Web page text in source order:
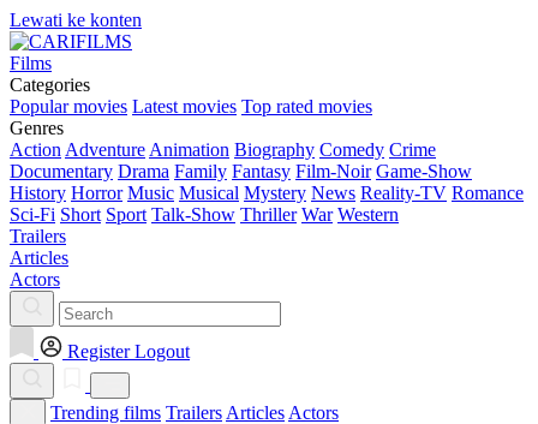
Lewati ke konten
Films
Categories
Popular movies Latest movies Top rated movies
Genres
Action Adventure Animation Biography Comedy Crime
Documentary Drama Family Fantasy Film-Noir Game-Show
History Horror Music Musical Mystery News Reality-TV Romance
Sci-Fi Short Sport Talk-Show Thriller War Western
Trailers
Articles
Actors
Register Logout
Trending films Trailers Articles Actors